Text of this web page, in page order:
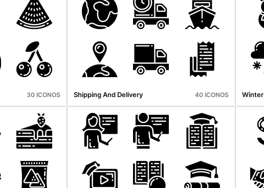
30 ICONOS Shipping And Delivery 40 ICONOS Winter